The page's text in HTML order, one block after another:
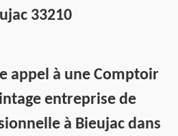
33210
appel à une Comptoir
entreprise de
à Bieujac dans